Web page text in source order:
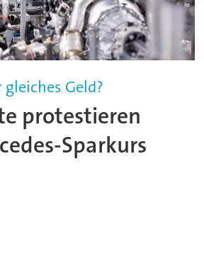
Geld?
protestieren
Sparkurs